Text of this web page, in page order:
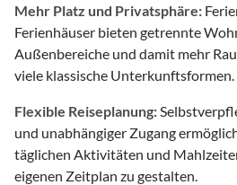
Mehr Platz und Privatsphäre:
Ferienhäuser bieten getrennte
Außenbereiche und damit mehr
viele klassische Unterkunftsformen.
Flexible Reiseplanung:
und unabhängiger Zugang
täglichen Aktivitäten und
eigenen Zeitplan zu gestalten.